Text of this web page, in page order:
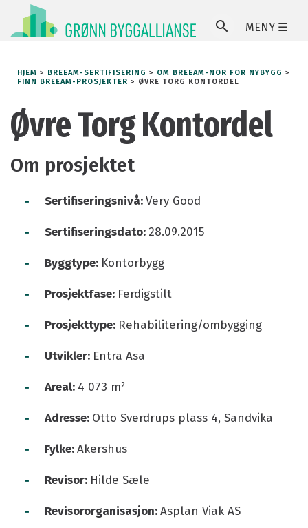
MENY ☰
HJEM > BREEAM-SERTIFISERING > OM BREEAM-NOR FOR NYBYGG >
FINN BREEAM-PROSJEKTER > ØVRE TORG KONTORDEL
Øvre Torg Kontordel
Om prosjektet
- Sertifiseringsnivå:Very Good
- Sertifiseringsdato: 28.09.2015
- Byggtype: Kontorbygg
- Prosjektfase: Ferdigstilt
- Prosjekttype: Rehabilitering/ombygging
- Utvikler: Entra Asa
- Areal: 4 073 m²
- Adresse: Otto Sverdrups plass 4, Sandvika
- Fylke:Akershus
- Revisor: Hilde Sæle
- Revisororganisasjon:Asplan Viak AS